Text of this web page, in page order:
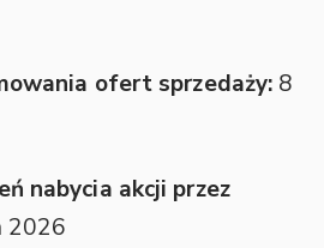
ofert sprzedaży: 8
nabycia akcji przez
2026